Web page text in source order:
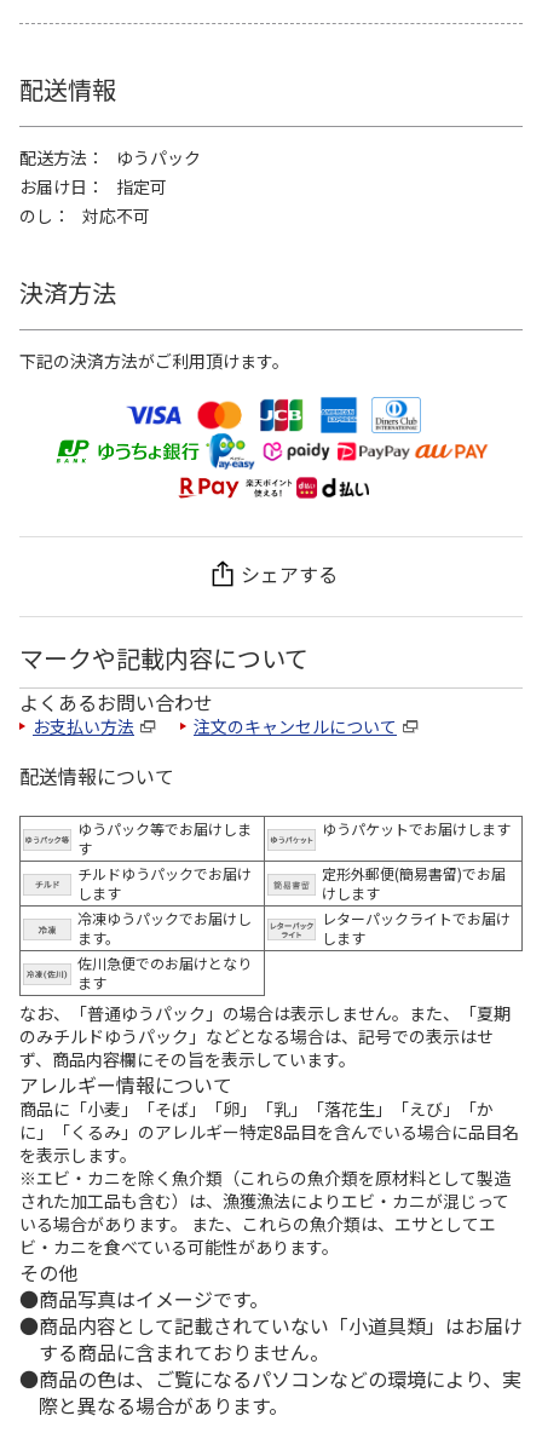
配送情報
配送方法
ゆうパック
お届け日
指定可
のし
対応不可
決済方法
下記の決済方法がご利用頂けます。
シェアする
マークや記載内容について
よくあるお問い合わせ
お支払い方法 注文のキャンセルについて
配送情報について
ゆうパック等でお届けしま
す
ゆうパケットでお届けします
チルドゆうパックでお届け
します
定形外郵便(簡易書留)でお届
けします
冷凍ゆうパックでお届けし
ます。
レターパックライトでお届け
します
佐川急便でのお届けとなり
ます
なお、「普通ゆうパック」の場合は表示しません。また、「夏期
のみチルドゆうパック」などとなる場合は、記号での表示はせ
ず、商品内容欄にその旨を表示しています。
アレルギー情報について
商品に「小麦」「そば」「卵」「乳」「落花生」「えび」「か
に」「くるみ」のアレルギー特定8品目を含んでいる場合に品目名
を表示します。
※エビ・カニを除く魚介類（これらの魚介類を原材料として製造
された加工品も含む）は、漁獲漁法によりエビ・カニが混じって
いる場合があります。 また、これらの魚介類は、エサとしてエ
ビ・カニを食べている可能性があります。
その他
商品写真はイメージです。
商品内容として記載されていない「小道具類」はお届け
する商品に含まれておりません。
商品の色は、ご覧になるパソコンなどの環境により、実
際と異なる場合があります。